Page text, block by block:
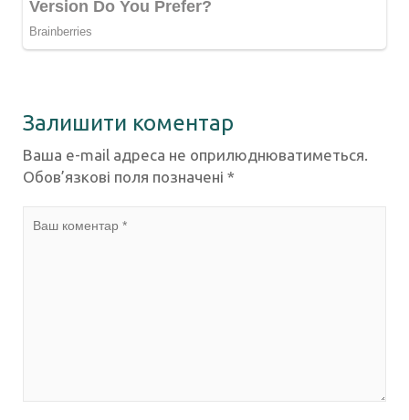
Залишити коментар
Ваша e-mail адреса не оприлюднюватиметься.
Обов’язкові поля позначені *